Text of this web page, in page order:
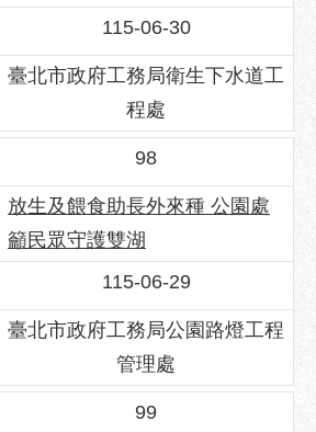
115-06-30
臺北市政府工務局衛生下水道工
程處
98
放生及餵食助長外來種 公園處
籲民眾守護雙湖
115-06-29
臺北市政府工務局公園路燈工程
管理處
99